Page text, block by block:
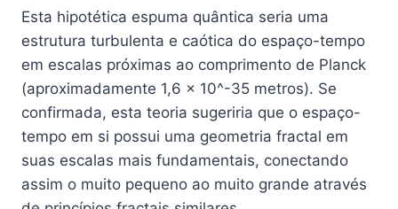
Esta hipotética espuma quântica seria uma
estrutura turbulenta e caótica do espaço-tempo
em escalas próximas ao comprimento de Planck
(aproximadamente 1,6 × 10^-35 metros). Se
confirmada, esta teoria sugeriria que o espaço-
tempo em si possui uma geometria fractal em
suas escalas mais fundamentais, conectando
assim o muito pequeno ao muito grande através